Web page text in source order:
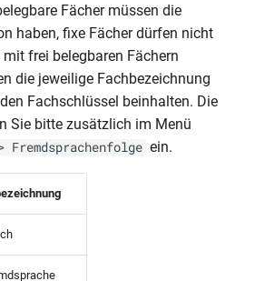
G9) (A4
G9) (A4
G9) (2)
nach
(Var 1)
Fächer müssen die
haben, fixe Fächer dürfen nicht
frei belegbaren Fächern
die jeweilige Fachbezeichnung
Fachschlüssel beinhalten. Die
Sie bitte zusätzlich im Menü
ein.